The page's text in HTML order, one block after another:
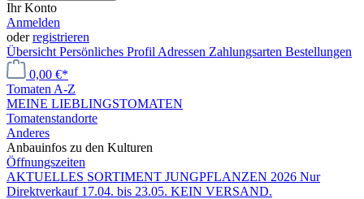
Ihr Konto
Anmelden
oderregistrieren
Übersicht Persönliches Profil Adressen Zahlungsarten Bestellungen
0,00 €*
Tomaten A-Z
MEINE LIEBLINGSTOMATEN
Tomatenstandorte
Anderes
Anbauinfos zu den Kulturen
Öffnungszeiten
AKTUELLES SORTIMENT JUNGPFLANZEN 2026 Nur
Direktverkauf 17.04. bis 23.05. KEIN VERSAND.